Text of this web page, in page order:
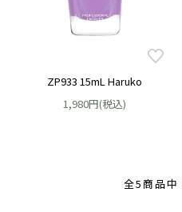
ZP933 15mL Haruko
1,980円(税込)
全5 商品中